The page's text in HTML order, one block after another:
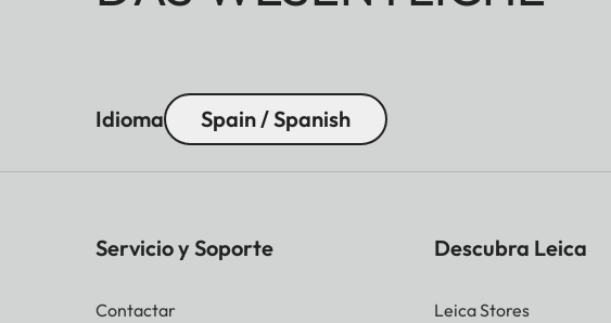
Idioma Spain / Spanish
Servicio y Soporte
Contactar
Descubra Leica
Leica Stores